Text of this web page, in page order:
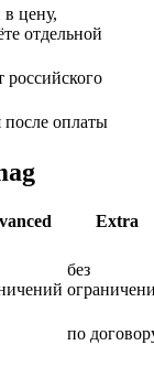
цену,
отдельной
российского
после оплаты
Extra
без
по